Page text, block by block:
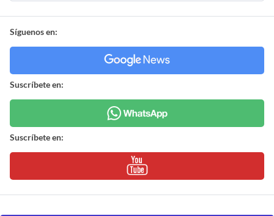
Síguenos en:
Suscríbete en:
Suscríbete en: